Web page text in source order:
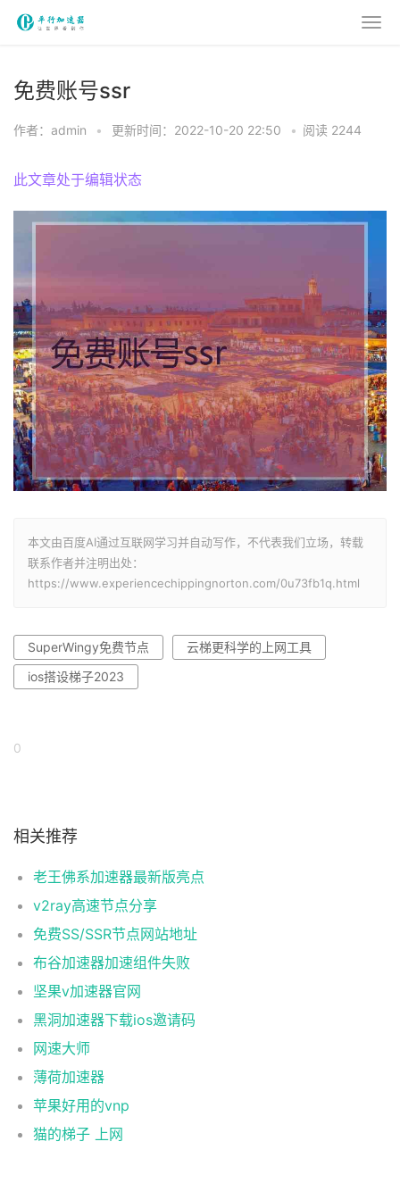
免费账号ssr
作者：admin • 更新时间：2022-10-20 22:50 • 阅读 2244
此文章处于编辑状态
本文由百度AI通过互联网学习并自动写作，不代表我们立场，转载
联系作者并注明出处：
https://www.experiencechippingnorton.com/0u73fb1q.html
SuperWingy免费节点
云梯更科学的上网工具
ios搭设梯子2023
0
相关推荐
老王佛系加速器最新版亮点
v2ray高速节点分享
免费SS/SSR节点网站地址
布谷加速器加速组件失败
坚果v加速器官网
黑洞加速器下载ios邀请码
网速大师
薄荷加速器
苹果好用的vnp
猫的梯子 上网